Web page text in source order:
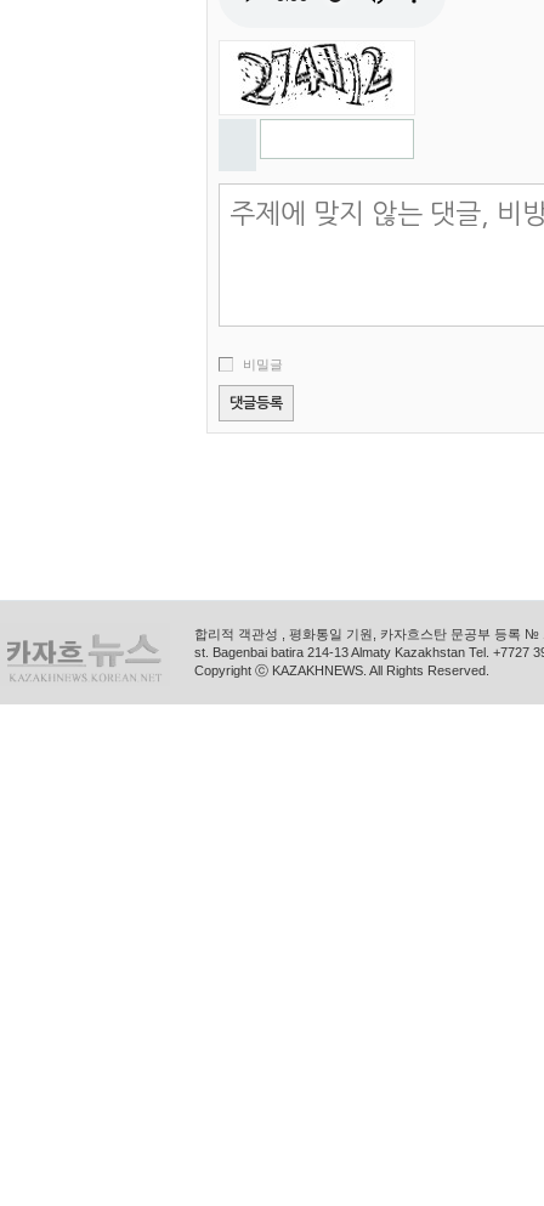
비밀글
합리적 객관성 , 평화통일 기원, 카자흐스탄 문공부 등록
st. Bagenbai batira 214-13 Almaty Kazakhstan Tel. +7727
Copyright ⓒ KAZAKHNEWS. All Rights Reserved.